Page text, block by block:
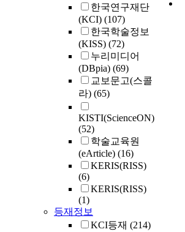
한국연구재단
(KCI) (107)
한국학술정보
(KISS) (72)
누리미디어
(DBpia) (69)
교보문고(스콜
라) (65)
KISTI(ScienceON)
(52)
학술교육원
(eArticle) (16)
KERIS(RISS)
(6)
KERIS(RISS)
(1)
등재정보
KCI등재 (214)